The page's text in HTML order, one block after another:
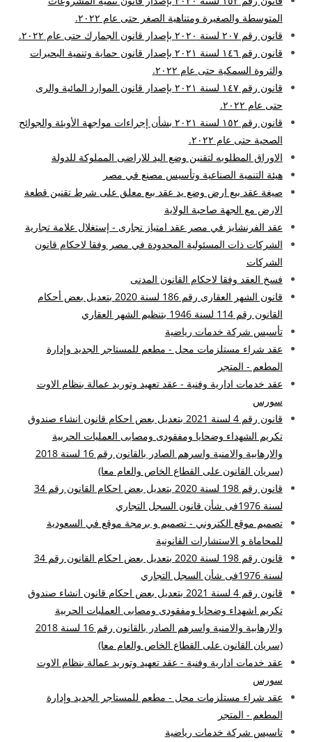
المتوسطة والصغيرة ومتناهية الصغر حتى عام ٢٠٢٢.
قانون رقم ٢٠٧ لسنة ٢٠٢٠ بإصدار قانون الجمارك حتى عام ٢٠٢٢.
قانون رقم ١٤٦ لسنة ٢٠٢١ بإصدار قانون حماية وتنمية البحيرات
والثروة السمكية حتى عام ٢٠٢٢.
قانون رقم ١٤٧ لسنة ٢٠٢١ بإصدار قانون الموارد المائية والرى
حتى عام ٢٠٢٢.
قانون رقم ١٥٢ لسنة ٢٠٢١ بشأن إجراءات مواجهة الأوبئة والجوائح
الصحية حتى عام ٢٠٢٢.
الاوراق المطلوبه لتقنين وضع اليد للاراضى المملوكة للدولة
هيئة التنمية الصناعية وتأسيس مصنع في مصر
صيغة عقد بيع ارض وضع يد عقد بيع معلق على شرط تقنين قطعة
الارض مع الجهة صاحبة الولاية
عقد الفرنشايز في مصر عقد امتياز تجارى - إستغلال علامة تجارية
الشركات ذات المسئولية المحدودة في مصر وفقا لاحكام قانون
الشركات
فسخ العقد وفقا لاحكام القانون المدنى
قانون الشهر العقارى رقم 186 لسنة 2020 بتعديل بعض أحكام
القانون رقم 114 لسنة 1946 بتنظيم الشهر العقاري
تأسيس شركة خدمات رياضية
عقد شراء مستلزمات محل - مطعم للمستاجر الجديد وإدارة
المطعم - المتجر
عقد خدمات ادارية وفنية - عقد تعهيد وتوريد عمالة بنظام الاوت
سورس
قانون رقم 4 لسنة 2021 بتعديل بعض احكام قانون انشاء صندوق
تكريم الشهداء وضحايا ومفقودى ومصابى العمليات الحربية
والارهابية والامنية واسرهم الصادر بالقانون رقم 16 لسنة 2018
(سريان القانون على القطاع الخاص والعام معا)
قانون رقم 198 لسنة 2020 بتعديل بعض احكام القانون رقم 34
لسنة 1976فى شأن قانون السجل التجاري
تصميم موقع الكتروني - تصميم و برمجة موقع في السعودية
للمحاماة و الاستشارات القانونية
قانون رقم 198 لسنة 2020 بتعديل بعض احكام القانون رقم 34
لسنة 1976فى شأن السجل التجاري
قانون رقم 4 لسنة 2021 بتعديل بعض احكام قانون انشاء صندوق
تكريم اشهداء وضحايا ومفقودى ومصابى العمليات الحربية
والارهابية والامنية واسرهم الصادر بالقانون رقم 16 لسنة 2018
(سريان القانون على القطاع الخاص والعام معا)
عقد خدمات ادارية وفنية - عقد تعهيد وتوريد عمالة بنظام الاوت
سورس
عقد شراء مستلزمات محل - مطعم للمستاجر الجديد وإدارة
المطعم - المتجر
تاسيس شركة خدمات رياضية